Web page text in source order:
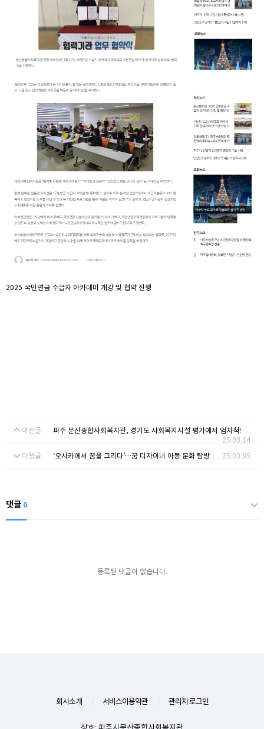
2025 국민연금 수급자 아카데미 개강 및 협약 진행
이전글
파주 문산종합사회복지관, 경기도 사회복지시설 평가에서 엄지척!
25.03.14
다음글
‘오사카에서 꿈을 그리다’…꿈 디자이너 아동 문화 탐방 25.03.05
댓글 0
등록된 댓글이 없습니다.
회사소개 서비스이용약관 관리자 로그인